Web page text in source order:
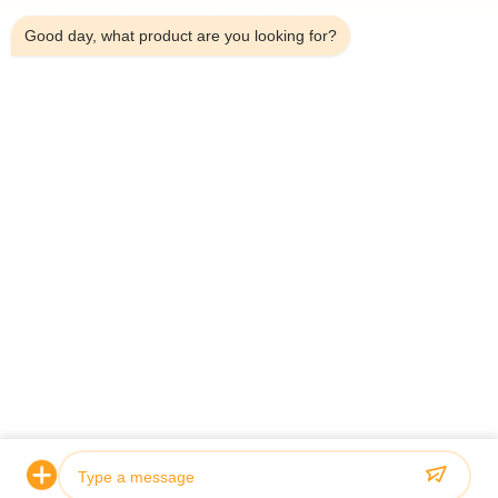
Politica sulla privacyCina Buona qualità Pesatrice multiteste Fornitore.
2020-2026 GUANGDONG TOUPACK INTELLIGENT EQUIPMENT CO., LTD
Good day, what product are you looking for?